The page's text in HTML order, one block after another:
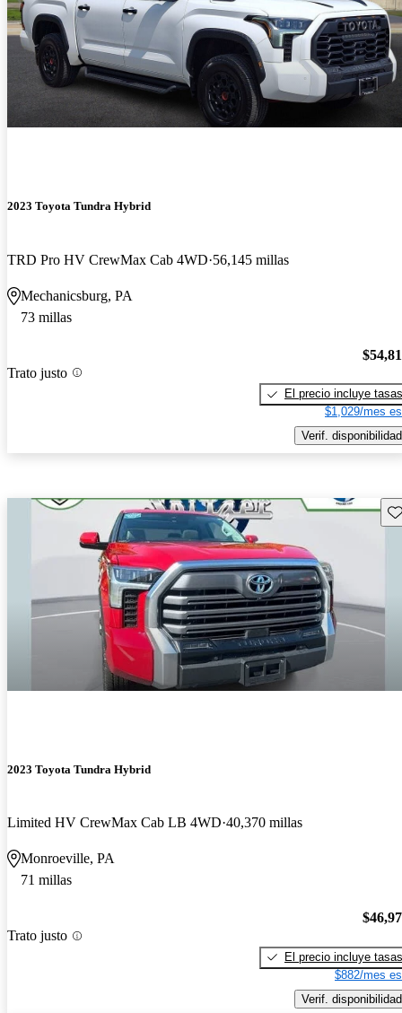
2023 Toyota Tundra Hybrid
TRD Pro HV CrewMax Cab 4WD 56,145 millas
Mechanicsburg, PA
73 millas
Trato justo
El precio incluye tasas
$1,029/mes
Verif. disponibilidad
2023 Toyota Tundra Hybrid
Limited HV CrewMax Cab LB 4WD 40,370 millas
Monroeville, PA
71 millas
Trato justo
El precio incluye tasas
$882/mes
Verif. disponibilidad